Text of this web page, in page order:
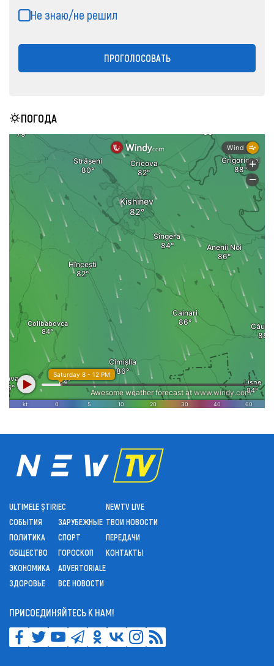
Не знаю/не решил
ПРОГОЛОСОВАТЬ
ПОГОДА
ULTIMELE ȘTIRI
СОБЫТИЯ
ПОЛИТИКА
ОБЩЕСТВО
ЭКОНОМИКА
ЗДОРОВЬЕ
ЕС
ЗАРУБЕЖНЫЕ
СПОРТ
ГОРОСКОП
ADVERTORIALE
ВСЕ НОВОСТИ
NEWTV LIVE
ТВОИ НОВОСТИ
ПЕРЕДАЧИ
КОНТАКТЫ
ПРИСОЕДИНЯЙТЕСЬ К НАМ!